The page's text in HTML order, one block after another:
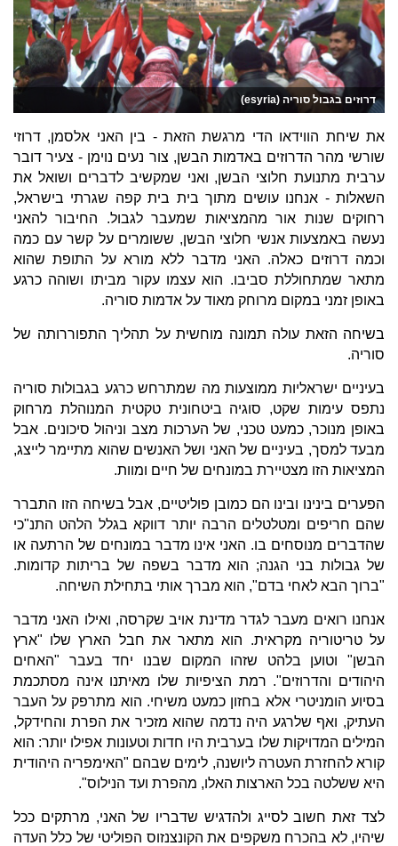
דרוזים בגבול סוריה (esyria)
את שיחת הווידאו הדי מרגשת הזאת - בין האני אלסמן, דרוזי
שורשי מהר הדרוזים באדמות הבשן, צור נעים נוימן - צעיר דובר
ערבית מתנועת חלוצי הבשן, ואני שמקשיב לדברים ושואל את
השאלות - אנחנו עושים מתוך בית בית קפה שגרתי בישראל,
רחוקים שנות אור מהמציאות שמעבר לגבול. החיבור להאני
נעשה באמצעות אנשי חלוצי הבשן, ששומרים על קשר עם כמה
וכמה דרוזים כאלה. האני מדבר ללא מורא על התופת שהוא
מתאר שמתחוללת סביבו. הוא עצמו עקור מביתו ושוהה כרגע
באופן זמני במקום מרוחק מאוד על אדמות סוריה.
בשיחה הזאת עולה תמונה מוחשית על תהליך התפוררותה של
סוריה.
בעיניים ישראליות ממוצעות מה שמתרחש כרגע בגבולות סוריה
נתפס עימות שקט, סוגיה ביטחונית טקטית המנוהלת מרחוק
באופן מנוכר, כמעט טכני, של הערכות מצב וניהול סיכונים. אבל
מבעד למסך, בעיניים של האני ושל האנשים שהוא מתיימר לייצג,
המציאות הזו מצטיירת במונחים של חיים ומוות.
הפערים בינינו ובינו הם כמובן פוליטיים, אבל בשיחה הזו התברר
שהם חריפים ומטלטלים הרבה יותר דווקא בגלל הלהט התנ"כי
שהדברים מנוסחים בו. האני אינו מדבר במונחים של הרתעה או
של גבולות בני הגנה; הוא מדבר בשפה של בריתות קדומות.
"ברוך הבא לאחי בדם", הוא מברך אותי בתחילת השיחה.
אנחנו רואים מעבר לגדר מדינת אויב שקרסה, ואילו האני מדבר
על טריטוריה מקראית. הוא מתאר את חבל הארץ שלו "ארץ
הבשן" וטוען בלהט שזהו המקום שבנו יחד בעבר "האחים
היהודים והדרוזים". רמת הציפיות שלו מאיתנו אינה מסתכמת
בסיוע הומניטרי אלא בחזון כמעט משיחי. הוא מתרפק על העבר
העתיק, ואף שלרגע היה נדמה שהוא מזכיר את הפרת והחידקל,
המילים המדויקות שלו בערבית היו חדות וטעונות אפילו יותר: הוא
קורא להחזרת העטרה ליושנה, לימים שבהם "האימפריה היהודית
היא ששלטה בכל הארצות האלו, מהפרת ועד הנילוס".
לצד זאת חשוב לסייג ולהדגיש שדבריו של האני, מרתקים ככל
שיהיו, לא בהכרח משקפים את הקונצנזוס הפוליטי של כלל העדה